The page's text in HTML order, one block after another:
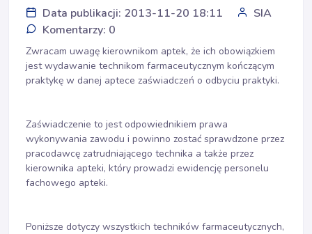
Data publikacji: 2013-11-20 18:11
SIA
Komentarzy: 0
Zwracam uwagę kierownikom aptek, że ich obowiązkiem
jest wydawanie technikom farmaceutycznym kończącym
praktykę w danej aptece zaświadczeń o odbyciu praktyki.
Zaświadczenie to jest odpowiednikiem prawa
wykonywania zawodu i powinno zostać sprawdzone przez
pracodawcę zatrudniającego technika a także przez
kierownika apteki, który prowadzi ewidencję personelu
fachowego apteki.
Poniższe dotyczy wszystkich techników farmaceutycznych,